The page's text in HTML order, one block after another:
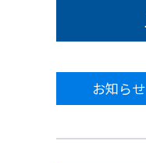
お知らせ